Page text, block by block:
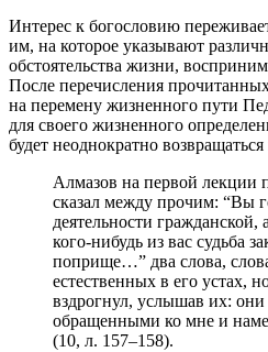
Интерес к богословию
им, на которое указывают
обстоятельства жизни,
После перечисления
на перемену жизненного пути
для своего жизненного
будет неоднократно
Алмазов на первой лекции
сказал между прочим: “Вы
деятельности
кого-нибудь из вас судьба
поприще…” два слова,
естественных в его устах,
вздрогнул, услышав их: они
обращенными ко мне и
(10, л. 157–158).